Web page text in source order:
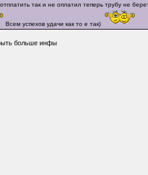
так и не оплатил теперь трубу не
Всем успехов удачи как то е так)
больше инфы